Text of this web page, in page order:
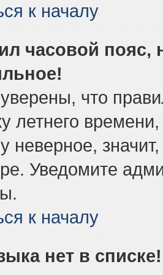
к началу
часовой пояс,
что
летнего
неверное,
Уведомите
к началу
нет в списке!